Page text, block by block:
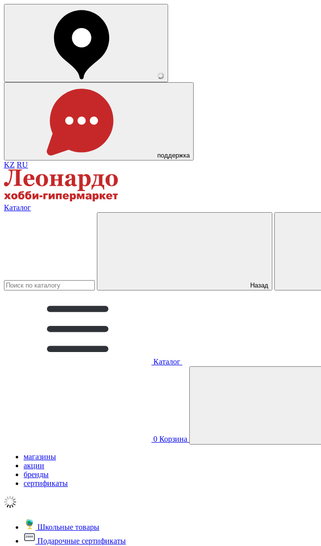
поддержка
KZ RU
Каталог
Назад
Каталог
0 Корзина
магазины
акции
бренды
сертификаты
Школьные товары
Подарочные сертификаты